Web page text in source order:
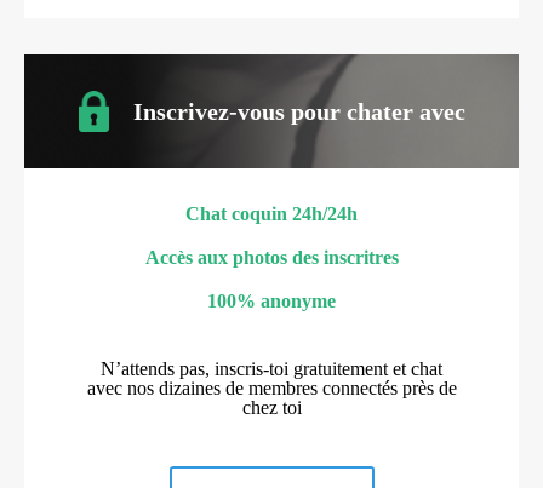
Inscrivez-vous pour chater avec
Chat coquin 24h/24h
Accès aux photos des inscritres
100% anonyme
N’attends pas, inscris-toi gratuitement et chat
avec nos dizaines de membres connectés près de
chez toi